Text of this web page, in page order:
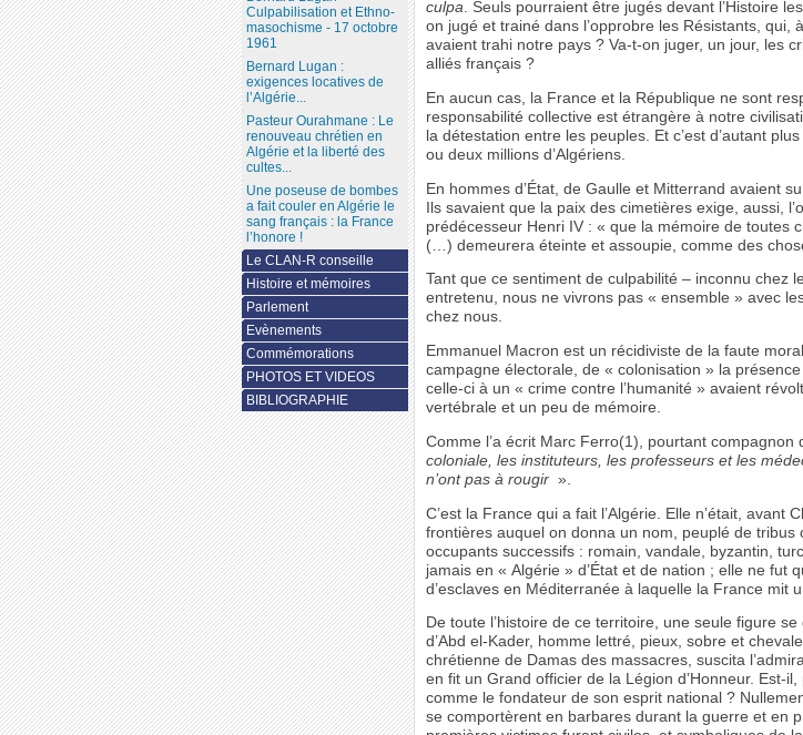
culpa. Seuls pourraient être jugés devant l’Histoire
on jugé et trainé dans l’opprobre les Résistants, qui,
avaient trahi notre pays ? Va-t-on juger, un jour, les
alliés français ?
En aucun cas, la France et la République ne sont
responsabilité collective est étrangère à notre
la détestation entre les peuples. Et c’est d’autant
ou deux millions d’Algériens.
En hommes d’État, de Gaulle et Mitterrand avaient
Ils savaient que la paix des cimetières exige, aussi,
prédécesseur Henri IV : « que la mémoire de toutes
(…) demeurera éteinte et assoupie, comme des
Tant que ce sentiment de culpabilité – inconnu chez
entretenu, nous ne vivrons pas « ensemble » avec
chez nous.
Emmanuel Macron est un récidiviste de la faute
campagne électorale, de « colonisation » la
celle-ci à un « crime contre l’humanité » avaient
vertébrale et un peu de mémoire.
Comme l’a écrit Marc Ferro(1), pourtant compagnon
coloniale, les instituteurs, les professeurs et les
n’ont pas à rougir ».
C’est la France qui a fait l’Algérie. Elle n’était, avant
frontières auquel on donna un nom, peuplé de tribus
occupants successifs : romain, vandale, byzantin,
jamais en « Algérie » d’État et de nation ; elle ne fut
d’esclaves en Méditerranée à laquelle la France mit
De toute l’histoire de ce territoire, une seule figure
d’Abd el-Kader, homme lettré, pieux, sobre et
chrétienne de Damas des massacres, suscita
en fit un Grand officier de la Légion d’Honneur. Est-
comme le fondateur de son esprit national ?
se comportèrent en barbares durant la guerre et en
Culpabilisation et Ethno-
masochisme - 17 octobre
1961
Bernard Lugan :
exigences locatives de
l’Algérie...
Pasteur Ourahmane : Le
renouveau chrétien en
Algérie et la liberté des
cultes...
Une poseuse de bombes
a fait couler en Algérie le
sang français : la France
l’honore !
Le CLAN-R conseille
Histoire et mémoires
Parlement
Evènements
Commémorations
PHOTOS ET VIDEOS
BIBLIOGRAPHIE